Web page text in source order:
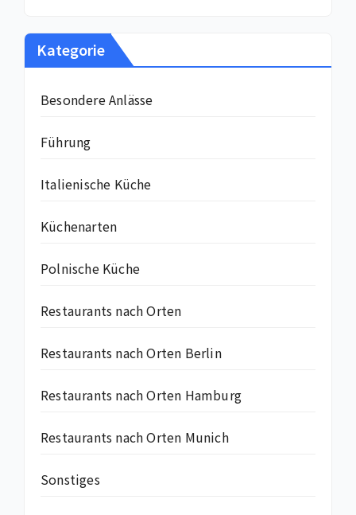
Kategorie
Besondere Anlässe
Führung
Italienische Küche
Küchenarten
Polnische Küche
Restaurants nach Orten
Restaurants nach Orten Berlin
Restaurants nach Orten Hamburg
Restaurants nach Orten Munich
Sonstiges